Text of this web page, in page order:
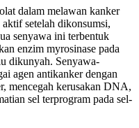
dalam melawan kanker
setelah dikonsumsi,
senyawa ini terbentuk
enzim myrosinase pada
dikunyah. Senyawa-
agen antikanker dengan
mencegah kerusakan DNA,
sel terprogram pada sel-